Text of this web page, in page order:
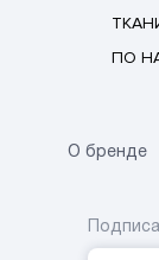
ПО
О бренде